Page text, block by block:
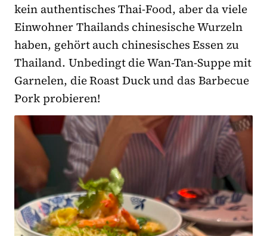
kein authentisches Thai-Food, aber da viele
Einwohner Thailands chinesische Wurzeln
haben, gehört auch chinesisches Essen zu
Thailand. Unbedingt die Wan-Tan-Suppe mit
Garnelen, die Roast Duck und das Barbecue
Pork probieren!